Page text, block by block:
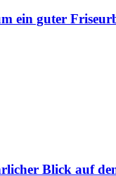
ein guter
Blick auf